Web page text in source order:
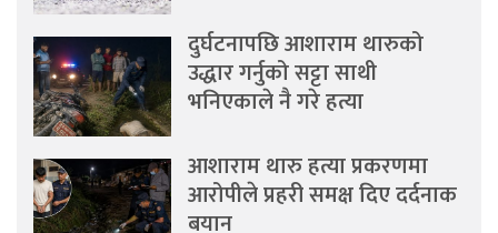
दुर्घटनापछि आशाराम थारुको
उद्धार गर्नुको सट्टा साथी
भनिएकाले नै गरे हत्या
आशाराम थारु हत्या प्रकरणमा
आरोपीले प्रहरी समक्ष दिए दर्दनाक
बयान